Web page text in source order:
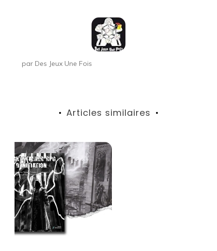
par Des Jeux Une Fois
Articles similaires